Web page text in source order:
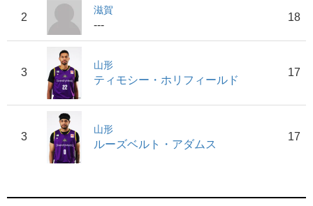
2
滋賀
---
18
3
山形
ティモシー・ホリフィールド
17
3
山形
ルーズベルト・アダムス
17